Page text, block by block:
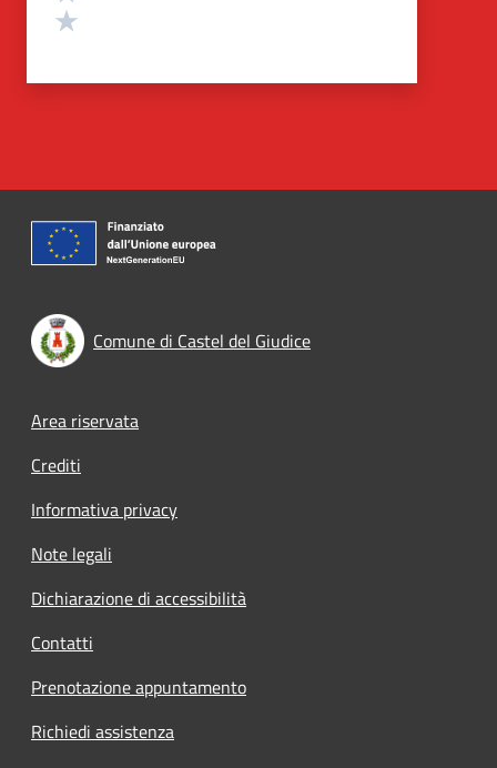
Comune di Castel del Giudice
Footer menu
Area riservata
Crediti
Informativa privacy
Note legali
Dichiarazione di accessibilità
Contatti
Prenotazione appuntamento
Richiedi assistenza